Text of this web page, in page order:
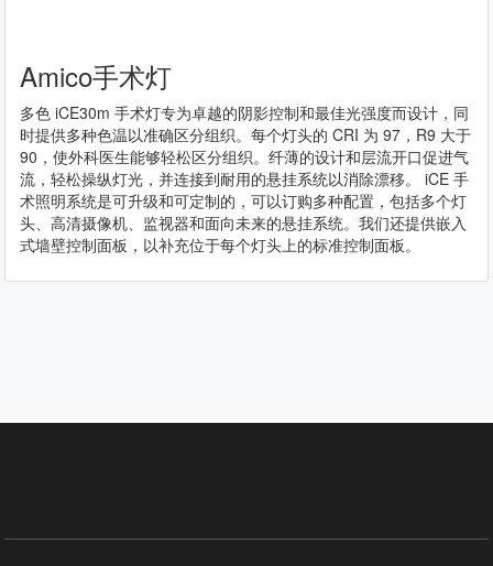
Amico手术灯
多色 iCE30m 手术灯专为卓越的阴影控制和最佳光强度而设计，同
时提供多种色温以准确区分组织。每个灯头的 CRI 为 97，R9 大于
90，使外科医生能够轻松区分组织。纤薄的设计和层流开口促进气
流，轻松操纵灯光，并连接到耐用的悬挂系统以消除漂移。 iCE 手
术照明系统是可升级和可定制的，可以订购多种配置，包括多个灯
头、高清摄像机、监视器和面向未来的悬挂系统。我们还提供嵌入
式墙壁控制面板，以补充位于每个灯头上的标准控制面板。